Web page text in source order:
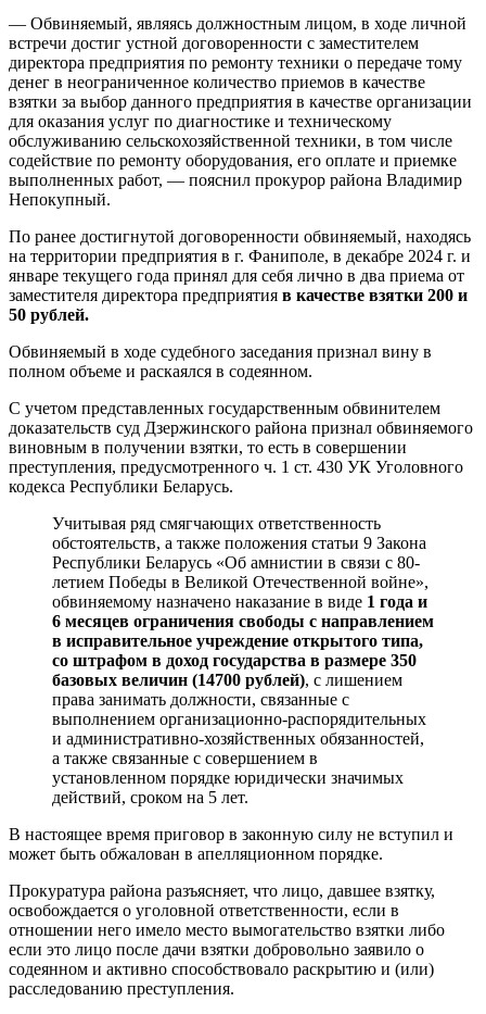
— Обвиняемый, являясь должностным лицом, в ходе личной
встречи достиг устной договоренности с заместителем
директора предприятия по ремонту техники о передаче тому
денег в неограниченное количество приемов в качестве
взятки за выбор данного предприятия в качестве организации
для оказания услуг по диагностике и техническому
обслуживанию сельскохозяйственной техники, в том числе
содействие по ремонту оборудования, его оплате и приемке
выполненных работ, — пояснил прокурор района Владимир
Непокупный.
По ранее достигнутой договоренности обвиняемый, находясь
на территории предприятия в г. Фаниполе, в декабре 2024 г. и
январе текущего года принял для себя лично в два приема от
заместителя директора предприятия в качестве взятки 200 и
50 рублей.
Обвиняемый в ходе судебного заседания признал вину в
полном объеме и раскаялся в содеянном.
С учетом представленных государственным обвинителем
доказательств суд Дзержинского района признал обвиняемого
виновным в получении взятки, то есть в совершении
преступления, предусмотренного ч. 1 ст. 430 УК Уголовного
кодекса Республики Беларусь.
Учитывая ряд смягчающих ответственность
обстоятельств, а также положения статьи 9 Закона
Республики Беларусь «Об амнистии в связи с 80-
летием Победы в Великой Отечественной войне»,
обвиняемому назначено наказание в виде 1 года и
6 месяцев ограничения свободы с направлением
в исправительное учреждение открытого типа,
со штрафом в доход государства в размере 350
базовых величин (14700 рублей), с лишением
права занимать должности, связанные с
выполнением организационно-распорядительных
и административно-хозяйственных обязанностей,
а также связанные с совершением в
установленном порядке юридически значимых
действий, сроком на 5 лет.
В настоящее время приговор в законную силу не вступил и
может быть обжалован в апелляционном порядке.
Прокуратура района разъясняет, что лицо, давшее взятку,
освобождается о уголовной ответственности, если в
отношении него имело место вымогательство взятки либо
если это лицо после дачи взятки добровольно заявило о
содеянном и активно способствовало раскрытию и (или)
расследованию преступления.